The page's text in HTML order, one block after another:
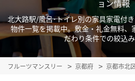
ョン情報
北大路駅/風呂･トイレ別の家具家電付
物件一覧を掲載中。敷金・礼金無料、
だわり条件での絞込
フルーツマンスリー 京都府 京都市北